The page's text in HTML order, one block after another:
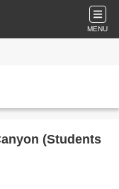
MENU
(Students